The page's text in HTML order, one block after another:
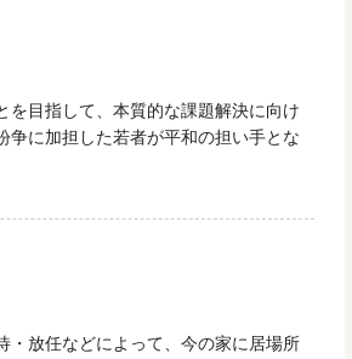
を目指して、本質的な課題解決に向け
争に加担した若者が平和の担い手とな
・放任などによって、今の家に居場所